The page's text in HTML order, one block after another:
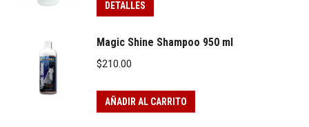
DETALLES
Magic Shine Shampoo 950 ml
$210.00
AÑADIR AL CARRITO